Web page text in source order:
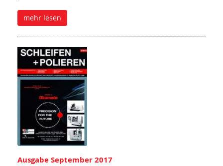
mehr lesen
Ausgabe September 2017